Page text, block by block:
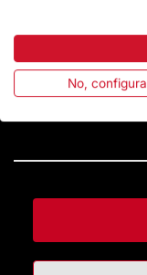
No, configura